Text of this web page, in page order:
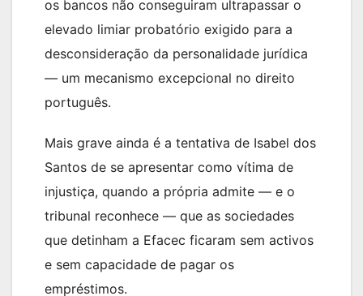
os bancos não conseguiram ultrapassar o
elevado limiar probatório exigido para a
desconsideração da personalidade jurídica
— um mecanismo excepcional no direito
português.
Mais grave ainda é a tentativa de Isabel dos
Santos de se apresentar como vítima de
injustiça, quando a própria admite — e o
tribunal reconhece — que as sociedades
que detinham a Efacec ficaram sem activos
e sem capacidade de pagar os
empréstimos.